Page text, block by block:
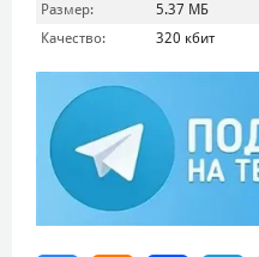
Размер:
5.37 МБ
Качество:
320 кбит